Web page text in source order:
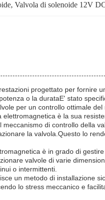
, Valvola di solenoide 12V
progettato per fornire
o la durataE' stato
per un controllo ottimale del
è la sua
di controllo della
la valvola.Questo lo
è in grado di
valvole di varie
o intermittenti.
un metodo di installazione
lo stress meccanico e